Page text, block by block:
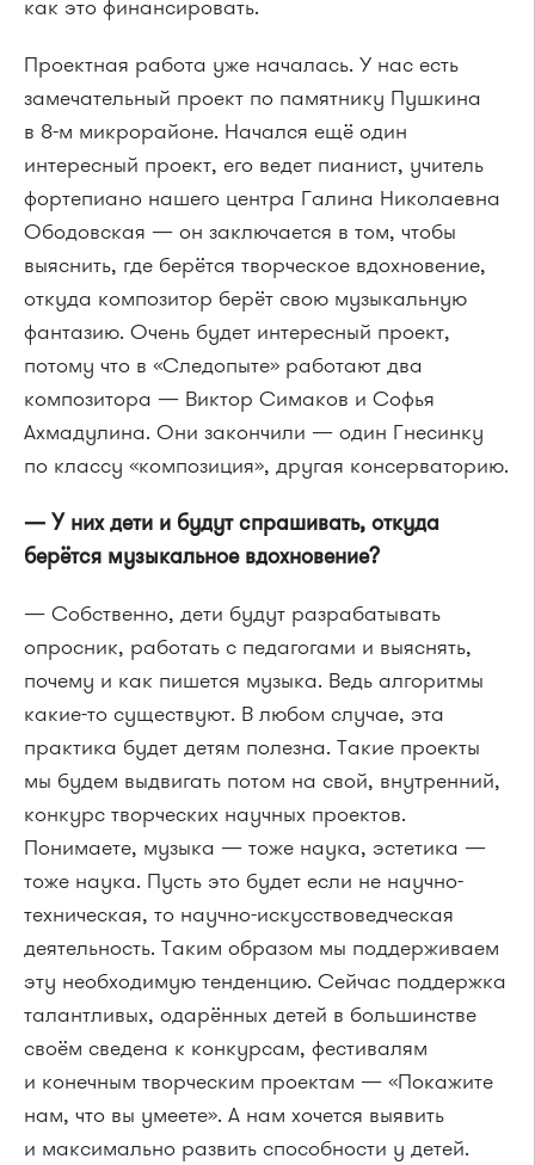
как это финансировать.
Проектная работа уже началась. У нас есть
замечательный проект по памятнику Пушкина
в 8-м микрорайоне. Начался ещё один
интересный проект, его ведет пианист, учитель
фортепиано нашего центра Галина Николаевна
Ободовская — он заключается в том, чтобы
выяснить, где берётся творческое вдохновение,
откуда композитор берёт свою музыкальную
фантазию. Очень будет интересный проект,
потому что в «Следопыте» работают два
композитора — Виктор Симаков и Софья
Ахмадулина. Они закончили — один Гнесинку
по классу «композиция», другая консерваторию.
— У них дети и будут спрашивать, откуда
берётся музыкальное вдохновение?
— Собственно, дети будут разрабатывать
опросник, работать с педагогами и выяснять,
почему и как пишется музыка. Ведь алгоритмы
какие-то существуют. В любом случае, эта
практика будет детям полезна. Такие проекты
мы будем выдвигать потом на свой, внутренний,
конкурс творческих научных проектов.
Понимаете, музыка — тоже наука, эстетика —
тоже наука. Пусть это будет если не научно-
техническая, то научно-искусствоведческая
деятельность. Таким образом мы поддерживаем
эту необходимую тенденцию. Сейчас поддержка
талантливых, одарённых детей в большинстве
своём сведена к конкурсам, фестивалям
и конечным творческим проектам — «Покажите
нам, что вы умеете». А нам хочется выявить
и максимально развить способности у детей.